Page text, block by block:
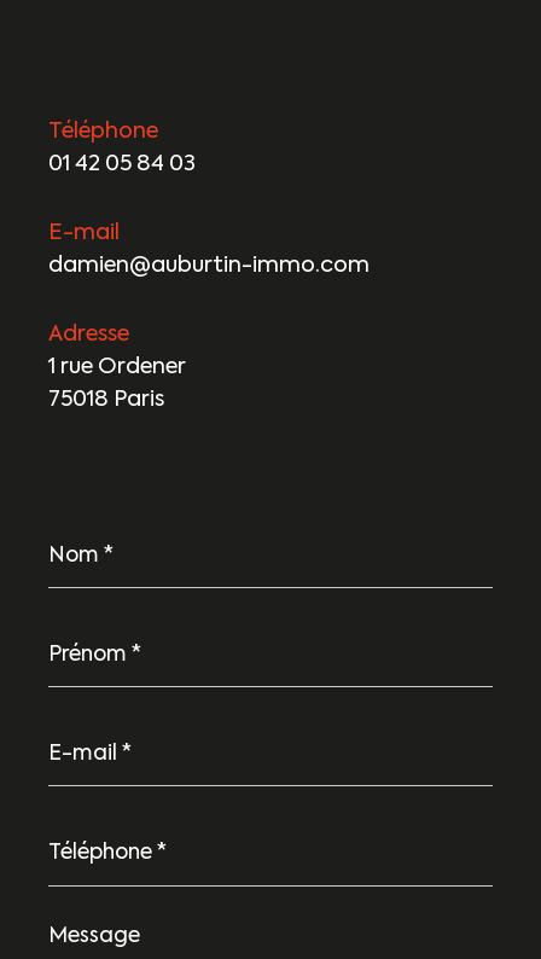
Téléphone
01 42 05 84 03
E-mail
damien@auburtin-immo.com
Adresse
1 rue Ordener
75018 Paris
*
*
mail
*
Message
*